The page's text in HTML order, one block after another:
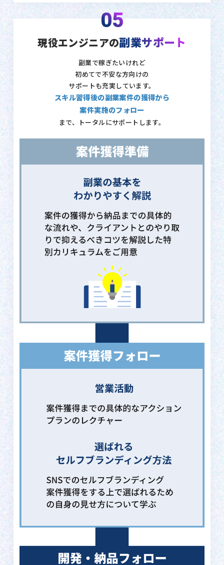
05
現役エンジニアの副業サポート
副業で稼ぎたいけれど
初めてで不安な方向けの
サポートも充実しています。
スキル習得後の副業案件の獲得から
案件実施のフォロー
まで、トータルにサポートします。